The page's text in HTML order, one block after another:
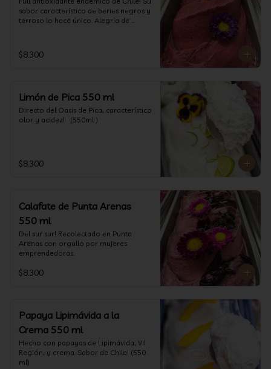
sabor característico de beries negros y
terroso lo hace único. Alegría de
$8.300
Limón de Pica 550 ml
Directo del Oasis de Pica, característico
olor y acidez!   (550ml )
$8.300
Calafate de Punta Arenas
550 ml
Del sur sur! Recolectado en Punta
Arenas con orgullo por mujeres
emprendedoras.
$8.300
Papaya Lipimávida a la
Crema 550 ml
Hecho con papayas de Lipimávida, VII
Región, y crema. Sabor de Chile! (550
ml)